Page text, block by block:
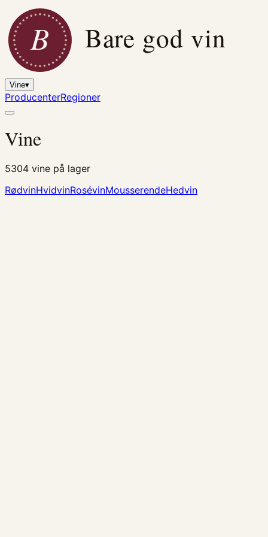
B Bare god vin
Vine▾
ProducenterRegioner
Vine
5304 vine på lager
RødvinHvidvinRosévinMousserendeHedvin